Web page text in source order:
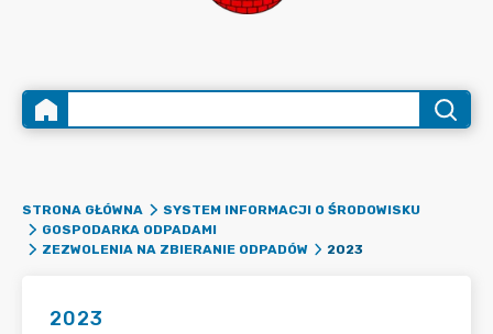
STRONA GŁÓWNA
SYSTEM INFORMACJI O ŚRODOWISKU
GOSPODARKA ODPADAMI
ZEZWOLENIA NA ZBIERANIE ODPADÓW
2023
2023